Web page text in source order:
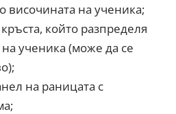
височината на ученика;
който разпределя
ученика (може да се
на раницата с